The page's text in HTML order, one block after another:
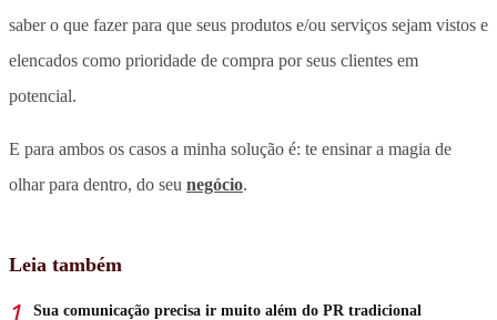
saber o que fazer para que seus produtos e/ou serviços sejam vistos e
elencados como prioridade de compra por seus clientes em
potencial.
E para ambos os casos a minha solução é: te ensinar a magia de
olhar para dentro, do seu negócio.
Leia também
Sua comunicação precisa ir muito além do PR tradicional